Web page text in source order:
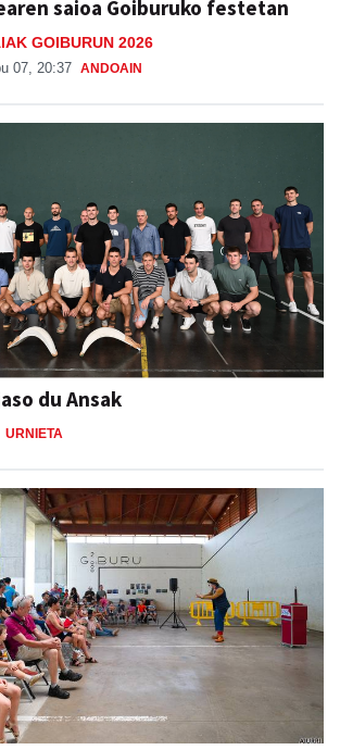
saioa Goiburuko festetan
GOIBURUN 2026
07, 20:37 ANDOAIN
du Ansak
URNIETA